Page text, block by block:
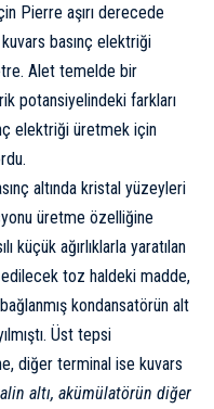
Pierre aşırı derecede
basınç elektriği
Alet temelde bir
potansiyelindeki farkları
elektriği üretmek için
altında kristal yüzeyleri
üretme özelliğine
küçük ağırlıklarla yaratılan
toz haldeki madde,
kondansatörün alt
Üst tepsi
diğer terminal ise kuvars
altı, akümülatörün diğer